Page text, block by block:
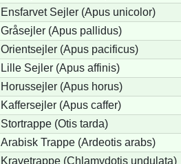
Ensfarvet Sejler (Apus unicolor)
Gråsejler (Apus pallidus)
Orientsejler (Apus pacificus)
Lille Sejler (Apus affinis)
Horussejler (Apus horus)
Kaffersejler (Apus caffer)
Stortrappe (Otis tarda)
Arabisk Trappe (Ardeotis arabs)
Kravetrappe (Chlamydotis undulata)